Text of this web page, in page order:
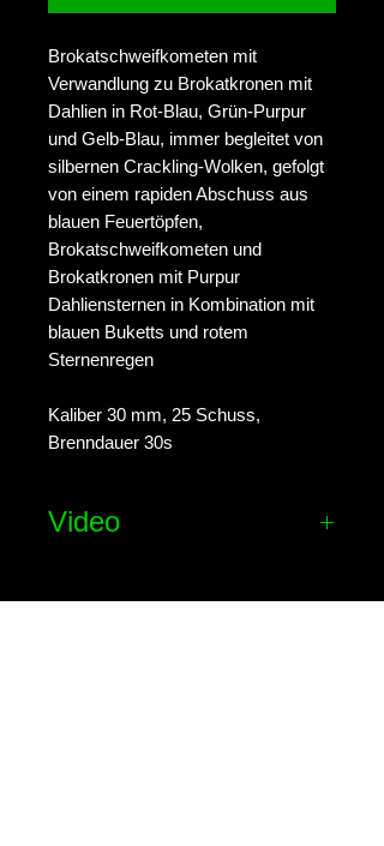
Brokatschweifkometen mit
Verwandlung zu Brokatkronen mit
Dahlien in Rot-Blau, Grün-Purpur
und Gelb-Blau, immer begleitet von
silbernen Crackling-Wolken, gefolgt
von einem rapiden Abschuss aus
blauen Feuertöpfen,
Brokatschweifkometen und
Brokatkronen mit Purpur
Dahliensternen in Kombination mit
blauen Buketts und rotem
Sternenregen
Kaliber 30 mm, 25 Schuss,
Brenndauer 30s
Video